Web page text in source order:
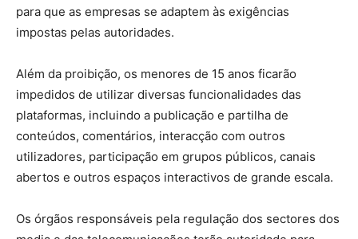
para que as empresas se adaptem às exigências
impostas pelas autoridades.
Além da proibição, os menores de 15 anos ficarão
impedidos de utilizar diversas funcionalidades das
plataformas, incluindo a publicação e partilha de
conteúdos, comentários, interacção com outros
utilizadores, participação em grupos públicos, canais
abertos e outros espaços interactivos de grande escala.
Os órgãos responsáveis pela regulação dos sectores dos